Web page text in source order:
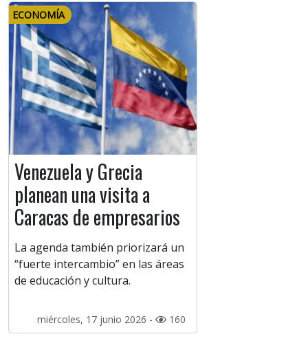
ECONOMÍA
Venezuela y Grecia
planean una visita a
Caracas de empresarios
La agenda también priorizará un
“fuerte intercambio” en las áreas
de educación y cultura.
miércoles, 17 junio 2026 - 160